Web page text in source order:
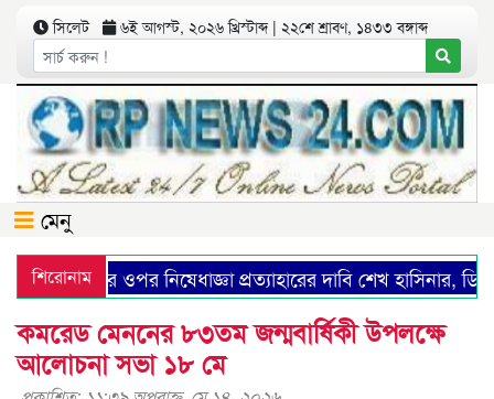
সিলেট ৬ই আগস্ট, ২০২৬ খ্রিস্টাব্দ | ২২শে শ্রাবণ, ১৪৩৩ বঙ্গাব্দ
মেনু
শিরোনাম
লীগের ওপর নিষেধাজ্ঞা প্রত্যাহারের দাবি শেখ হাসিনার,
কমরেড মেননের ৮৩তম জন্মবার্ষিকী উপলক্ষে
আলোচনা সভা ১৮ মে